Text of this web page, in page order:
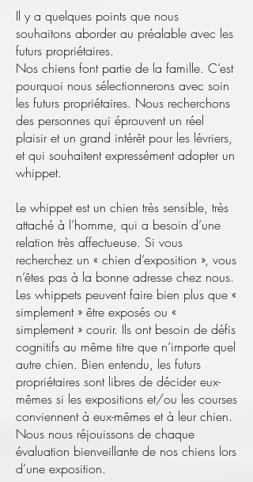
Il y a quelques points que nous
souhaitons aborder au préalable avec les
futurs propriétaires.
Nos chiens font partie de la famille. C’est
pourquoi nous sélectionnerons avec soin
les futurs propriétaires. Nous recherchons
des personnes qui éprouvent un réel
plaisir et un grand intérêt pour les lévriers,
et qui souhaitent expressément adopter un
whippet.
Le whippet est un chien très sensible, très
attaché à l’homme, qui a besoin d’une
relation très affectueuse. Si vous
recherchez un « chien d’exposition », vous
n’êtes pas à la bonne adresse chez nous.
Les whippets peuvent faire bien plus que «
simplement » être exposés ou «
simplement » courir. Ils ont besoin de défis
cognitifs au même titre que n’importe quel
autre chien. Bien entendu, les futurs
propriétaires sont libres de décider eux-
mêmes si les expositions et/ou les courses
conviennent à eux-mêmes et à leur chien.
Nous nous réjouissons de chaque
évaluation bienveillante de nos chiens lors
d’une exposition.